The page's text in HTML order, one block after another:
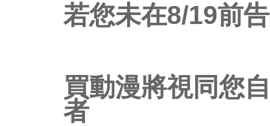
若您未在8/19前
買動漫將視同您
者